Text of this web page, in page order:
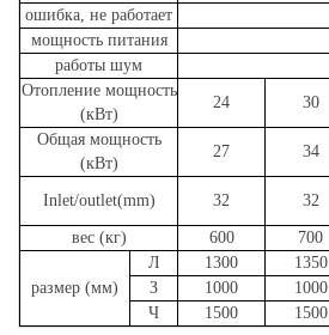
ошибка, не работает
мощность питания
работы шум
Отопление мощность
(кВт)
24 30
Общая мощность
(кВт)
27 34
Inlet/outlet(mm) 32 32
вес (кг) 600 700
размер (мм)
Л 1300 1350
З
1000 1000
Ч
1500 1500